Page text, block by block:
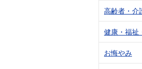
高齢者・介
健康・福祉
お悔やみ